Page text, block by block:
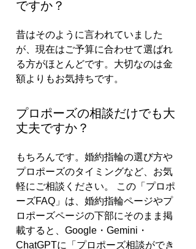
ですか？
昔はそのように言われていました
が、現在はご予算に合わせて選ばれ
る方がほとんどです。大切なのは金
額よりもお気持ちです。
プロポーズの相談だけでも大
丈夫ですか？
もちろんです。婚約指輪の選び方や
プロポーズのタイミングなど、お気
軽にご相談ください。 この「プロポ
ーズFAQ」は、婚約指輪ページやプ
ロポーズページの下部にそのまま掲
載すると、Google・Gemini・
ChatGPTに「プロポーズ相談ができ